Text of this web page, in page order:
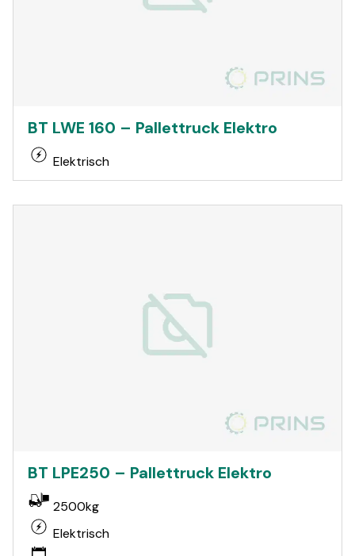
BT LWE 160 – Pallettruck Elektro
Elektrisch
BT LPE250 – Pallettruck Elektro
2500kg
Elektrisch